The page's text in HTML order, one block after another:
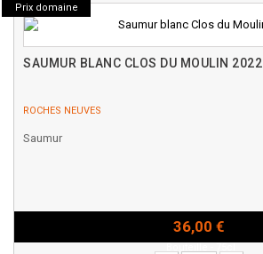
Prix domaine
SAUMUR BLANC CLOS DU MOULIN 2022
ROCHES NEUVES
Saumur
36,00 €